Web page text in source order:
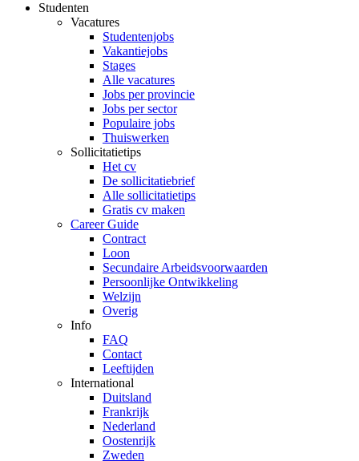
Studenten
Vacatures
Studentenjobs
Vakantiejobs
Stages
Alle vacatures
Jobs per provincie
Jobs per sector
Populaire jobs
Thuiswerken
Sollicitatietips
Het cv
De sollicitatiebrief
Alle sollicitatietips
Gratis cv maken
Career Guide
Contract
Loon
Secundaire Arbeidsvoorwaarden
Persoonlijke Ontwikkeling
Welzijn
Overig
Info
FAQ
Contact
Leeftijden
International
Duitsland
Frankrijk
Nederland
Oostenrijk
Zweden